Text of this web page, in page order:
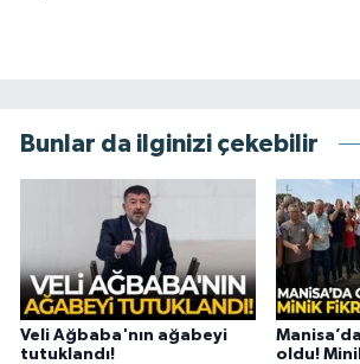
Bunlar da ilginizi çekebilir
Veli Ağbaba'nın ağabeyi
tutuklandı!
oldu!